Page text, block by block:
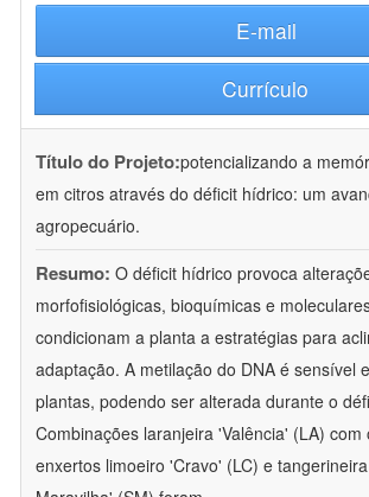
E-mail
Currículo
Título do Projeto:potencializando a
em citros através do déficit hídrico: um
agropecuário.
Resumo: O déficit hídrico provoca
morfofisiológicas, bioquímicas e
condicionam a planta a estratégias para
adaptação. A metilação do DNA é sensível
plantas, podendo ser alterada durante o
Combinações laranjeira 'Valência' (LA) com
enxertos limoeiro 'Cravo' (LC) e